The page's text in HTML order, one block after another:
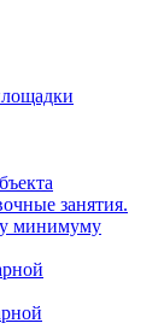
занятия.
минимуму